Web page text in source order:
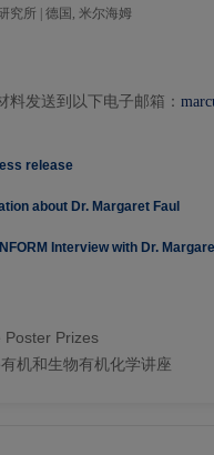
究所 | 德国, 米尔海姆
料发送到以下电子邮箱：
release
about Dr. Margaret Faul
Interview with Dr.
Poster Prizes
机和生物有机化学讲座